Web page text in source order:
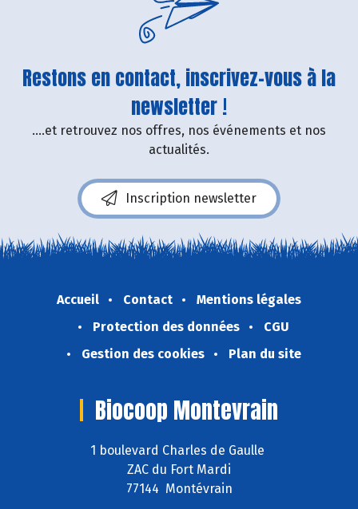
Restons en contact, inscrivez-vous à la
newsletter !
....et retrouvez nos offres, nos événements et nos
actualités.
Inscription newsletter
Accueil Contact
Mentions légales
Protection des données
CGU
Gestion des cookies
Plan du site
Biocoop Montevrain
1 boulevard Charles de Gaulle
ZAC du Fort Mardi
77144 Montévrain